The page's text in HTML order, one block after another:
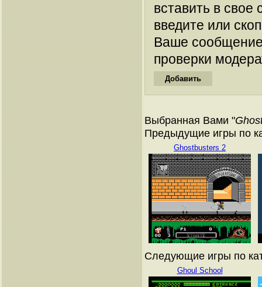
вставить в
введите или
Ваше
проверки
Выбранная Вами "
Предыдущие игры по
Ghostbusters 2
Следующие игры по
Ghoul School